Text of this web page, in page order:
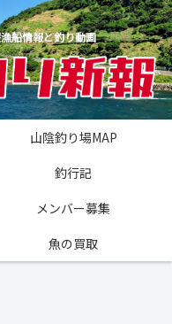
船情報と釣り動画
山陰釣り場MAP
釣行記
メンバー募集
魚の買取